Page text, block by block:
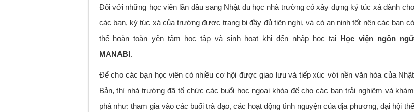
Đối với những học viên lần đầu sang Nhật du học nhà trường có xây dựng ký túc xá dành cho
các bạn, ký túc xá của trường được trang bị đầy đủ tiện nghi, và có an ninh tốt nên các bạn có
thể hoàn toàn yên tâm học tập và sinh hoạt khi đến nhập học tại Học viện ngôn ngữ
MANABI.
Để cho các bạn học viên có nhiều cơ hội được giao lưu và tiếp xúc với nền văn hóa của Nhật
Bản, thì nhà trường đã tổ chức các buổi học ngoại khóa để cho các bạn trải nghiệm và khám
phá như: tham gia vào các buổi trà đạo, các hoạt động tình nguyện của địa phương, đại hội thể